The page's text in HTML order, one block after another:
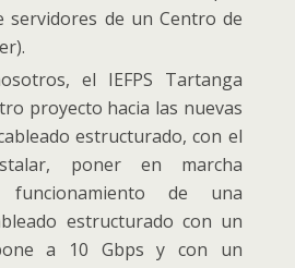
servidores de un Centro de
el IEFPS Tartanga
proyecto hacia las nuevas
estructurado, con el
poner en marcha
de una
estructurado con un
a 10 Gbps y con un